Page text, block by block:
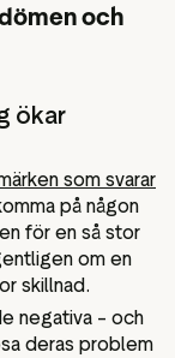
och
ökar
som svarar
på någon
för en så stor
om en
skillnad.
negativa – och
deras problem